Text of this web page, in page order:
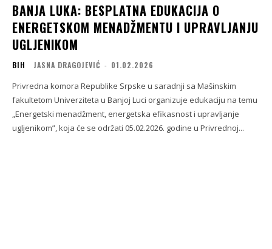
BANJA LUKA: BESPLATNA EDUKACIJA O
ENERGETSKOM MENADŽMENTU I UPRAVLJANJU
UGLJENIKOM
BIH JASNA DRAGOJEVIĆ - 01.02.2026
Privredna komora Republike Srpske u saradnji sa Mašinskim
fakultetom Univerziteta u Banjoj Luci organizuje edukaciju na temu
„Energetski menadžment, energetska efikasnost i upravljanje
ugljenikom”, koja će se održati 05.02.2026. godine u Privrednoj...